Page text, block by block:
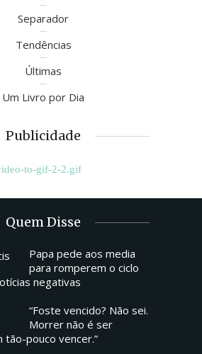
Separador
Tendências
Últimas
Um Livro por Dia
Publicidade
Quem Disse
Papa pede aos media
para romperem o ciclo
negativas
“Foste vencido? Não sei.
Morrer não é ser
tão-pouco vencer.”